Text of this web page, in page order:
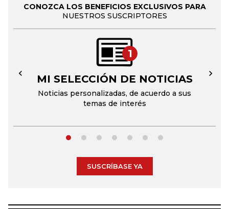
CONOZCA LOS BENEFICIOS EXCLUSIVOS PARA
NUESTROS SUSCRIPTORES
1
MI SELECCIÓN DE NOTICIAS
Noticias personalizadas, de acuerdo a sus
temas de interés
← →
SUSCRÍBASE YA